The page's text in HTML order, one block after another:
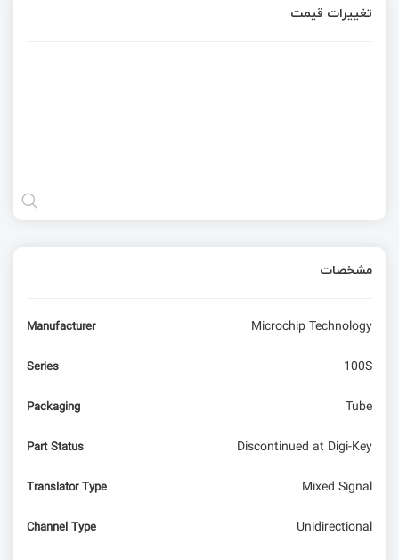
تغییرات قیمت
مشخصات
Manufacturer Microchip Technology
Series 100S
Packaging Tube
Part Status Discontinued at Digi-Key
Translator Type Mixed Signal
Channel Type Unidirectional